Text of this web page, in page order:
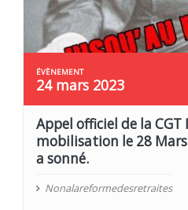
24 mars 2023
Appel officiel de la
mobilisation le 28
a sonné.
Nonalareformedesretraites